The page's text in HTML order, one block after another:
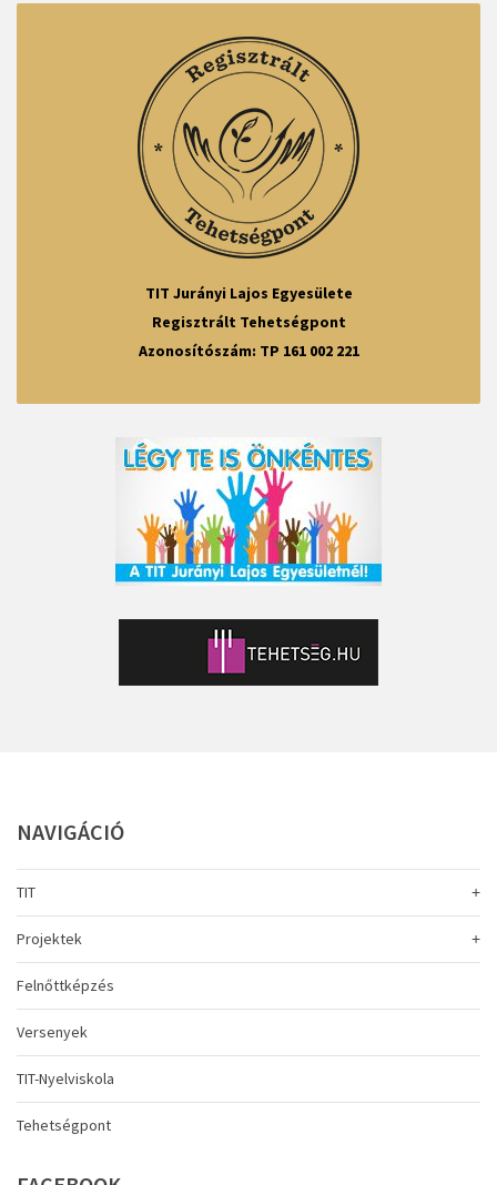
TIT Jurányi Lajos Egyesülete
Regisztrált Tehetségpont
Azonosítószám: TP 161 002 221
NAVIGÁCIÓ
TIT
Projektek
Felnőttképzés
Versenyek
TIT-Nyelviskola
Tehetségpont